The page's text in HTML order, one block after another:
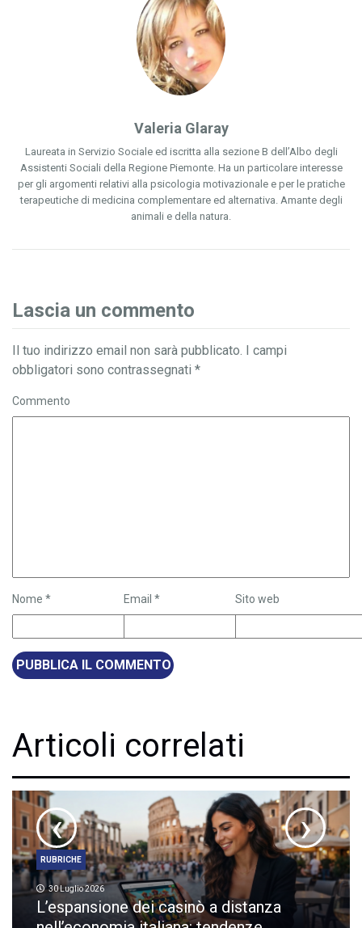
Valeria Glaray
Laureata in Servizio Sociale ed iscritta alla sezione B dell’Albo degli
Assistenti Sociali della Regione Piemonte. Ha un particolare interesse
per gli argomenti relativi alla psicologia motivazionale e per le pratiche
terapeutiche di medicina complementare ed alternativa. Amante degli
animali e della natura.
Lascia un commento
Il tuo indirizzo email non sarà pubblicato. I campi
obbligatori sono contrassegnati *
Commento
Nome * Email * Sito web
Articoli correlati
RUBRICHE
30 Luglio 2026
L’espansione dei casinò a distanza
‹ ›